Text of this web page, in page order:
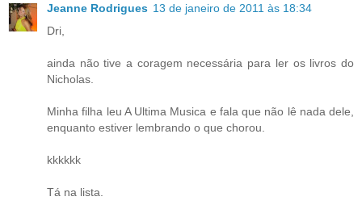
Jeanne Rodrigues 13 de janeiro de 2011 às 18:34
Dri,
ainda não tive a coragem necessária para ler os livros do
Nicholas.
Minha filha leu A Ultima Musica e fala que não lê nada dele,
enquanto estiver lembrando o que chorou.
kkkkkk
Tá na lista.